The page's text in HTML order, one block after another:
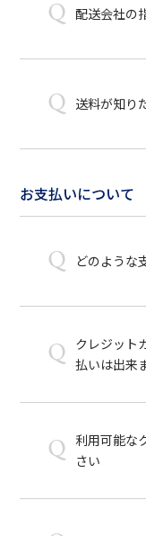
Q 配送会社の
Q 送料が知り
お支払いについて
Q どのような
Q クレジット
払いは出来
Q 利用可能な
さい